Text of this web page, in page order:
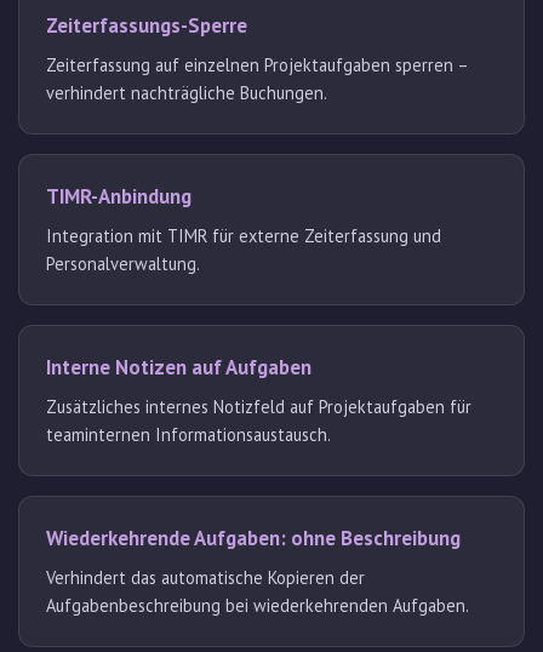
Zeiterfassungs-Sperre
Zeiterfassung auf einzelnen Projektaufgaben sperren –
verhindert nachträgliche Buchungen.
TIMR-Anbindung
Integration mit TIMR für externe Zeiterfassung und
Personalverwaltung.
Interne Notizen auf Aufgaben
Zusätzliches internes Notizfeld auf Projektaufgaben für
teaminternen Informationsaustausch.
Wiederkehrende Aufgaben: ohne Beschreibung
Verhindert das automatische Kopieren der
Aufgabenbeschreibung bei wiederkehrenden Aufgaben.